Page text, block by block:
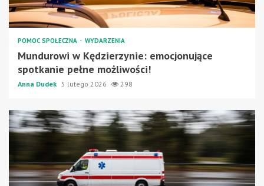
POMOC SPOŁECZNA WYDARZENIA
Mundurowi w Kędzierzynie: emocjonujące
spotkanie pełne możliwości!
Anna Dudek 5 lutego 2026 298